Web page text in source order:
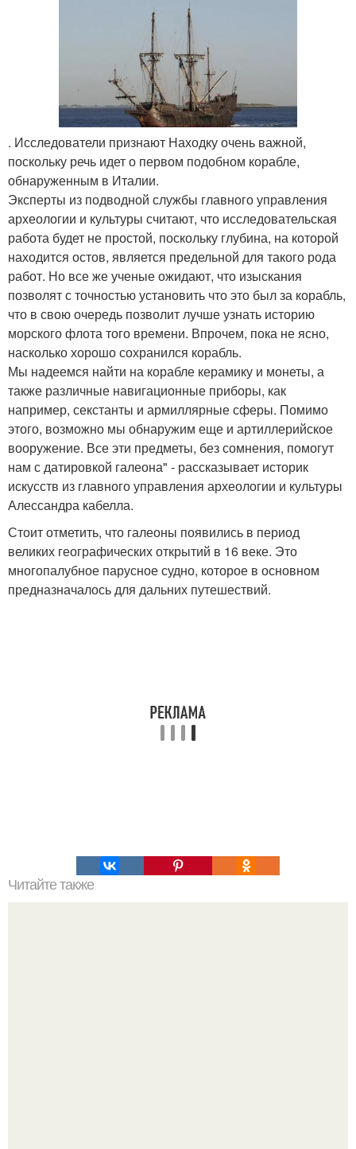
. Исследователи признают Находку очень важной,
поскольку речь идет о первом подобном корабле,
обнаруженным в Италии.
Эксперты из подводной службы главного управления
археологии и культуры считают, что исследовательская
работа будет не простой, поскольку глубина, на которой
находится остов, является предельной для такого рода
работ. Но все же ученые ожидают, что изыскания
позволят с точностью установить что это был за корабль,
что в свою очередь позволит лучше узнать историю
морского флота того времени. Впрочем, пока не ясно,
насколько хорошо сохранился корабль.
Мы надеемся найти на корабле керамику и монеты, а
также различные навигационные приборы, как
например, секстанты и армиллярные сферы. Помимо
этого, возможно мы обнаружим еще и артиллерийское
вооружение. Все эти предметы, без сомнения, помогут
нам с датировкой галеона" - рассказывает историк
искусств из главного управления археологии и культуры
Алессандра кабелла.
Стоит отметить, что галеоны появились в период
великих географических открытий в 16 веке. Это
многопалубное парусное судно, которое в основном
предназначалось для дальних путешествий.
Читайте также